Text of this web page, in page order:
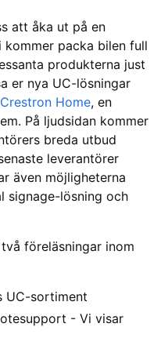
att åka ut på en
packa bilen full
produkterna just
er nya UC-lösningar
Crestron Home, en
På ljudsidan kommer
breda utbud
leverantörer
även möjligheterna
signage-lösning och
föreläsningar inom
UC-sortiment
- Vi visar